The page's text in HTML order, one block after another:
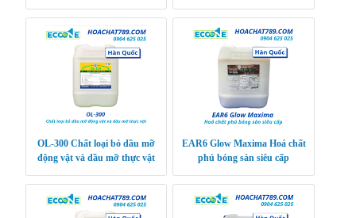
OL-300 Chất loại bỏ dầu mỡ
động vật và dầu mỡ thực vật
EAR6 Glow Maxima Hoá chất
phủ bóng sàn siêu cấp